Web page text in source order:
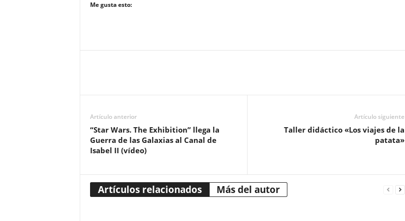
Me gusta esto:
Artículo anterior
“Star Wars. The Exhibition” llega la
Guerra de las Galaxias al Canal de
Isabel II (vídeo)
Artículo siguiente
Taller didáctico «Los viajes de la
patata»
Artículos relacionados Más del autor